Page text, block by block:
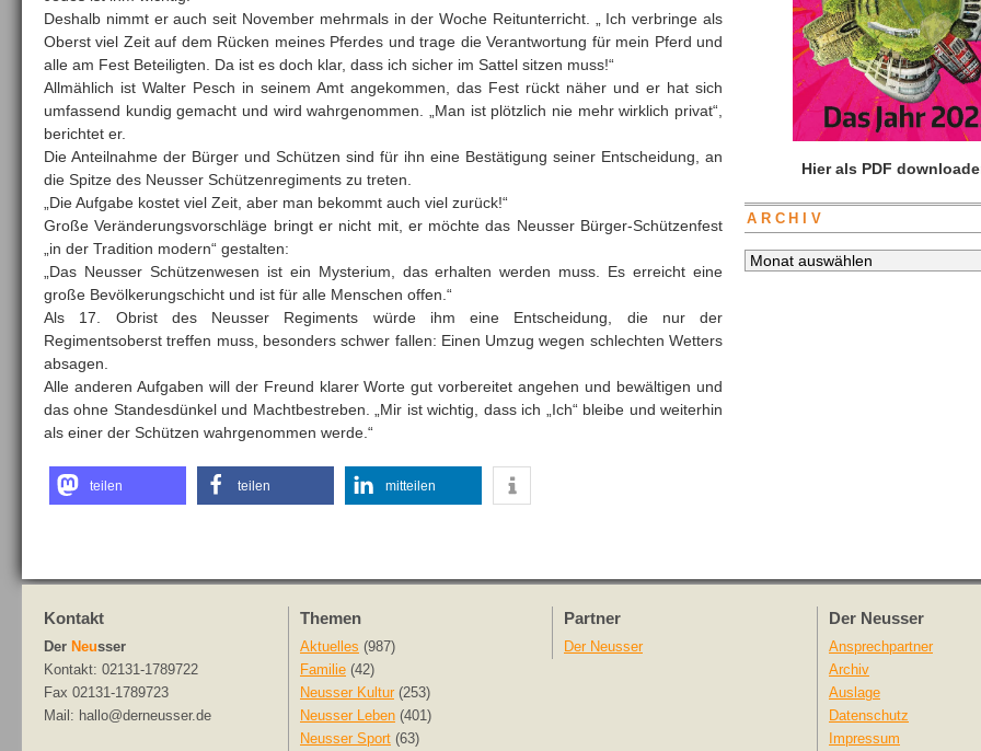
Deshalb nimmt er auch seit November mehrmals in der Woche Reitunterricht. „ Ich verbringe als
Oberst viel Zeit auf dem Rücken meines Pferdes und trage die Verantwortung für mein Pferd und
alle am Fest Beteiligten. Da ist es doch klar, dass ich sicher im Sattel sitzen muss!“
Allmählich ist Walter Pesch in seinem Amt angekommen, das Fest rückt näher und er hat sich
umfassend kundig gemacht und wird wahrgenommen. „Man ist plötzlich nie mehr wirklich privat“,
berichtet er.
Die Anteilnahme der Bürger und Schützen sind für ihn eine Bestätigung seiner Entscheidung, an
die Spitze des Neusser Schützenregiments zu treten.
„Die Aufgabe kostet viel Zeit, aber man bekommt auch viel zurück!“
Große Veränderungsvorschläge bringt er nicht mit, er möchte das Neusser Bürger-Schützenfest
„in der Tradition modern“ gestalten:
„Das Neusser Schützenwesen ist ein Mysterium, das erhalten werden muss. Es erreicht eine
große Bevölkerungschicht und ist für alle Menschen offen.“
Als 17. Obrist des Neusser Regiments würde ihm eine Entscheidung, die nur der
Regimentsoberst treffen muss, besonders schwer fallen: Einen Umzug wegen schlechten Wetters
absagen.
Alle anderen Aufgaben will der Freund klarer Worte gut vorbereitet angehen und bewältigen und
das ohne Standesdünkel und Machtbestreben. „Mir ist wichtig, dass ich „Ich“ bleibe und weiterhin
als einer der Schützen wahrgenommen werde.“
teilen teilen mitteilen
Hier als PDF
ARCHIV
Archiv
Kontakt
Der Neusser
Kontakt: 02131-1789722
Fax 02131-1789723
Mail: hallo@derneusser.de
Themen
Aktuelles (987)
Familie (42)
Neusser Kultur (253)
Neusser Leben (401)
Neusser Sport (63)
Partner
Der Neusser
Der Neusser
Ansprechpartner
Archiv
Auslage
Datenschutz
Impressum